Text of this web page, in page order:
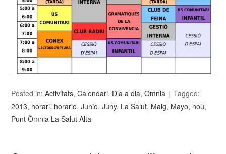
Posted in:Activitats,Calendari, Dia a dia,Òmnia
Tagged:
2013, horari, horario,Junio,Juny, La Salut, Maig, Mayo, nou,
Punt Òmnia La Salut Alta